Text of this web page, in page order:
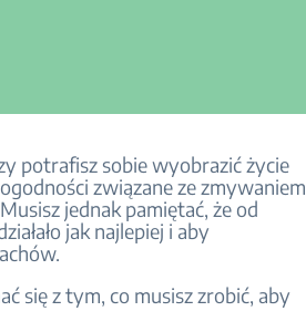
potrafisz sobie wyobrazić życie
związane ze zmywaniem
jednak pamiętać, że od
jak najlepiej i aby
się z tym, co musisz zrobić, aby